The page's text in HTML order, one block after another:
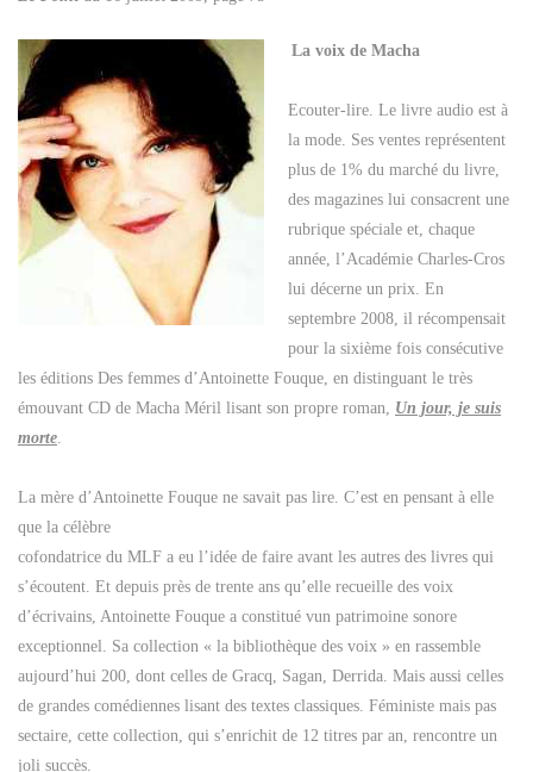
La voix de Macha
Ecouter-lire. Le livre audio est à
la mode. Ses ventes représentent
plus de 1% du marché du livre,
des magazines lui consacrent une
rubrique spéciale et, chaque
année, l’Académie Charles-Cros
lui décerne un prix. En
septembre 2008, il récompensait
pour la sixième fois consécutive
les éditions Des femmes d’Antoinette Fouque, en distinguant le très
émouvant CD de Macha Méril lisant son propre roman, Un jour, je suis
morte.
La mère d’Antoinette Fouque ne savait pas lire. C’est en pensant à elle
que la célèbre
cofondatrice du MLF a eu l’idée de faire avant les autres des livres qui
s’écoutent. Et depuis près de trente ans qu’elle recueille des voix
d’écrivains, Antoinette Fouque a constitué vun patrimoine sonore
exceptionnel. Sa collection « la bibliothèque des voix » en rassemble
aujourd’hui 200, dont celles de Gracq, Sagan, Derrida. Mais aussi celles
de grandes comédiennes lisant des textes classiques. Féministe mais pas
sectaire, cette collection, qui s’enrichit de 12 titres par an, rencontre un
joli succès.